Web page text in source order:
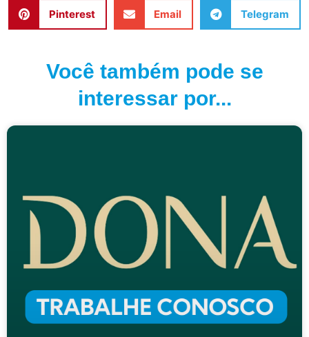
Pinterest Email Telegram
Você também pode se
interessar por...